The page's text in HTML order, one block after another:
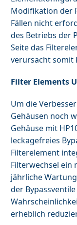
Modifikation der
Fällen nicht
des Betriebs der
Seite das
verursacht somit
Filter Elements
Um die
Gehäusen noch
Gehäuse mit
leckagefreies
Filterelement
Filterwechsel ein
jährliche
der
erheblich